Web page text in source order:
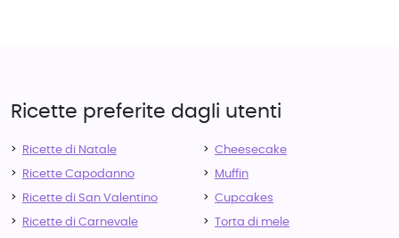
Ricette preferite dagli utenti
Ricette di Natale
Ricette Capodanno
Ricette di San Valentino
Ricette di Carnevale
Cheesecake
Muffin
Cupcakes
Torta di mele